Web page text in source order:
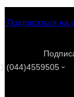
Подписаться на
(044)4559505